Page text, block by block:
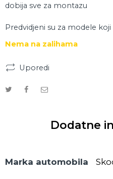
dobija sve za montazu
Predvidjeni su za modele
Nema na zalihama
Uporedi
Dodatne
Marka automobila